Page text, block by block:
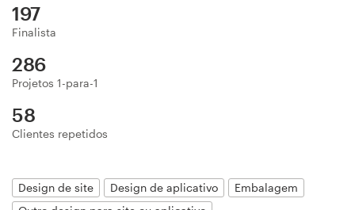
197
Finalista
286
Projetos 1-para-1
58
Clientes repetidos
Design de site Design de aplicativo
Embalagem
design
Design de logotipos
Design de site
Manual de identidade da marca